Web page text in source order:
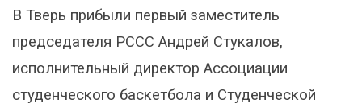
В Тверь прибыли первый заместитель
председателя РССС Андрей Стукалов,
исполнительный директор Ассоциации
студенческого баскетбола и Студенческой